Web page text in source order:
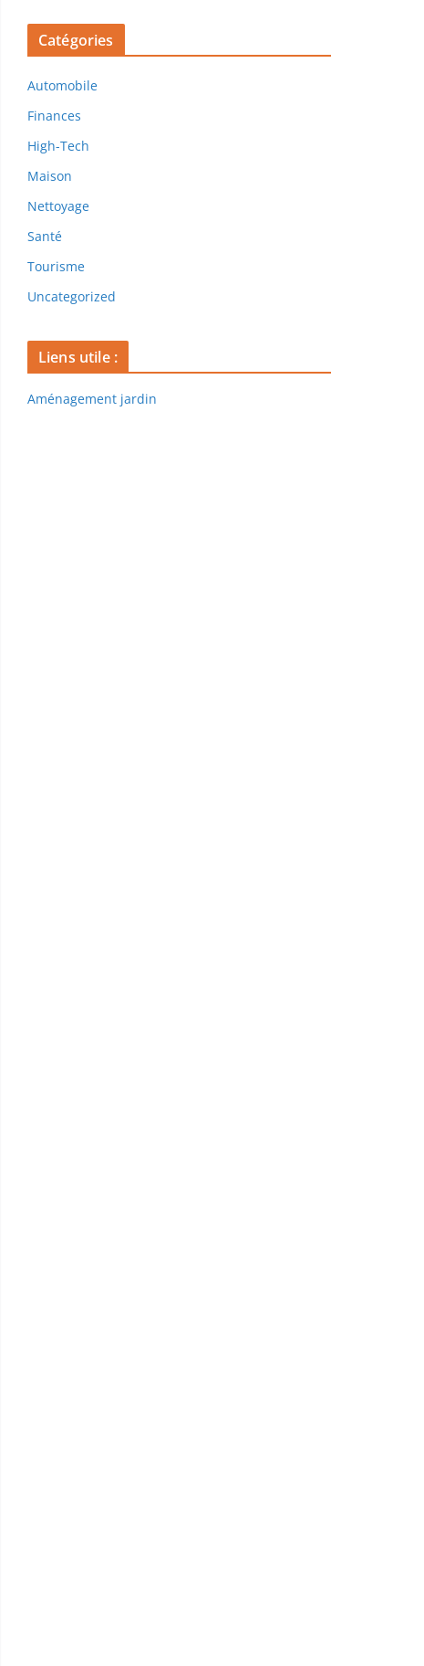
Catégories
Automobile
Finances
High-Tech
Maison
Nettoyage
Santé
Tourisme
Uncategorized
Liens utile :
Aménagement jardin